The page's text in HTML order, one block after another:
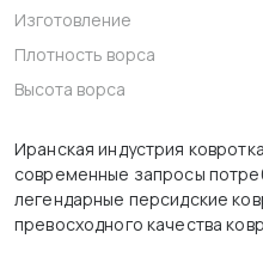
Изготовление
Плотность ворса
Высота ворса
Иранская индустрия
современные запросы
легендарные персидские
превосходного качества